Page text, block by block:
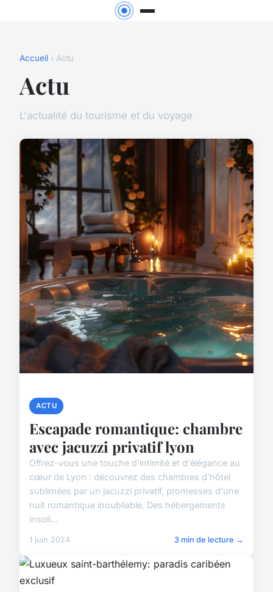
Accueil › Actu
Actu
L'actualité du tourisme et du voyage
ACTU
Escapade romantique: chambre
avec jacuzzi privatif lyon
Offrez-vous une touche d'intimité et d'élégance au
cœur de Lyon : découvrez des chambres d'hôtel
sublimées par un jacuzzi privatif, promesses d'une
nuit romantique inoubliable. Des hébergements
insoli...
1 juin 2024 3 min de lecture →